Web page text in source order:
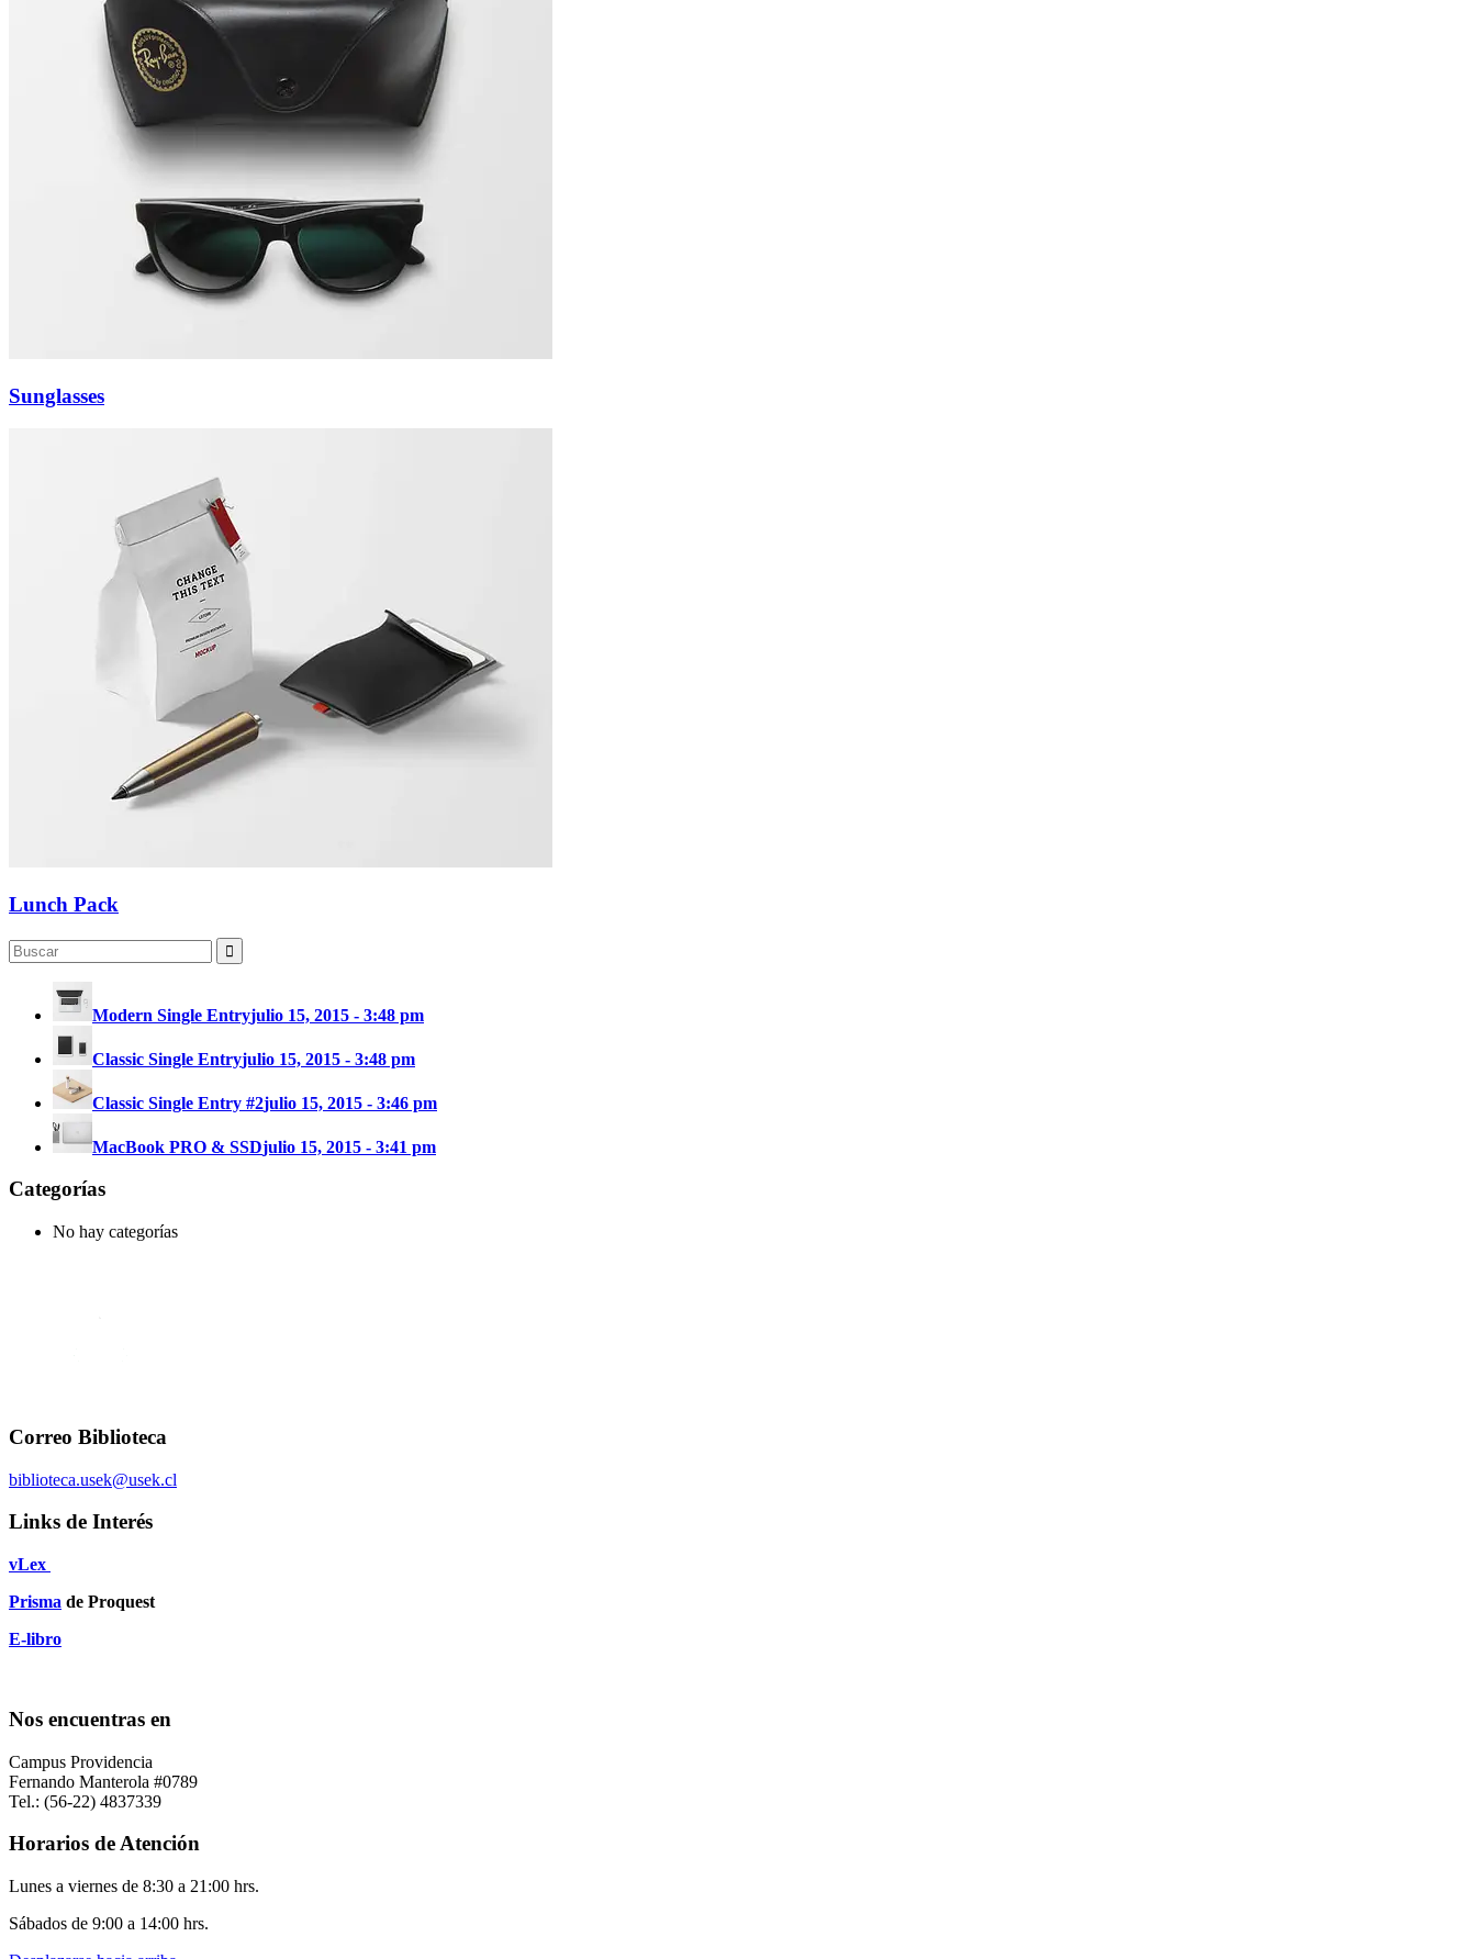
Sunglasses
Lunch Pack
Modern Single Entryjulio 15, 2015 - 3:48 pm
Classic Single Entryjulio 15, 2015 - 3:48 pm
Classic Single Entry #2julio 15, 2015 - 3:46 pm
MacBook PRO & SSDjulio 15, 2015 - 3:41 pm
Categorías
No hay categorías
Correo Biblioteca
biblioteca.usek@usek.cl
Links de Interés
vLex
Prisma de Proquest
E-libro
Nos encuentras en
Campus Providencia
Fernando Manterola #0789
Tel.: (56-22) 4837339
Horarios de Atención
Lunes a viernes de 8:30 a 21:00 hrs.
Sábados de 9:00 a 14:00 hrs.